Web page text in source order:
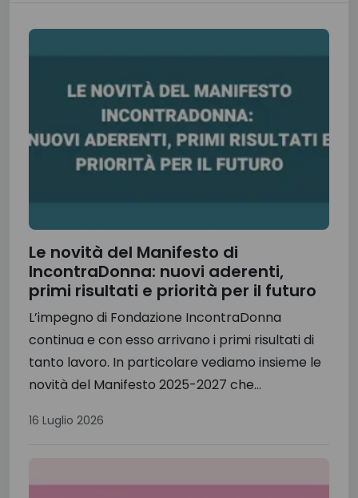
Le novità del Manifesto di
IncontraDonna: nuovi aderenti,
primi risultati e priorità per il futuro
L’impegno di Fondazione IncontraDonna
continua e con esso arrivano i primi risultati di
tanto lavoro. In particolare vediamo insieme le
novità del Manifesto 2025-2027 che...
16 Luglio 2026